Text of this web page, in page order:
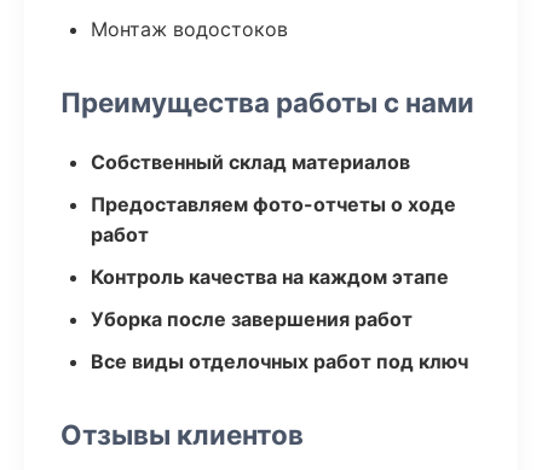
Монтаж водостоков
Преимущества работы с нами
Собственный склад материалов
Предоставляем фото-отчеты о ходе
работ
Контроль качества на каждом этапе
Уборка после завершения работ
Все виды отделочных работ под ключ
Отзывы клиентов